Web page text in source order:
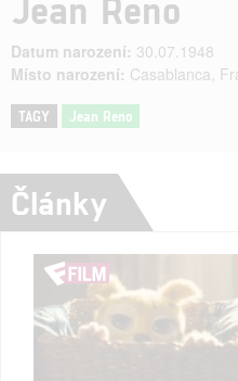
Datum narození: 30.07.1948
Místo narození: Casablanca,
TAGY Jean Reno
Články